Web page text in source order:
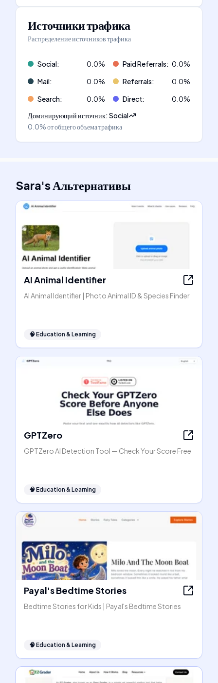
Источники трафика
Распределение источников трафика
Social: 0.0% Paid Referrals: 0.0%
Mail: 0.0% Referrals: 0.0%
Search: 0.0% Direct: 0.0%
Доминирующий источник:Social
0.0%от общего объема трафика
Sara'sАльтернативы
AI Animal Identifier
AI Animal Identifier | Photo Animal ID & Species Finder
🧠 Education & Learning
GPTZero
GPTZero AI Detection Tool — Check Your Score Free
🧠 Education & Learning
Payal's Bedtime Stories
Bedtime Stories for Kids | Payal's Bedtime Stories
🧠 Education & Learning